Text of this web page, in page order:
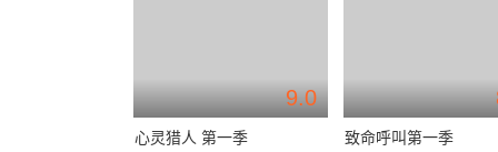
9.0
心灵猎人 第一季 致命呼叫第一季